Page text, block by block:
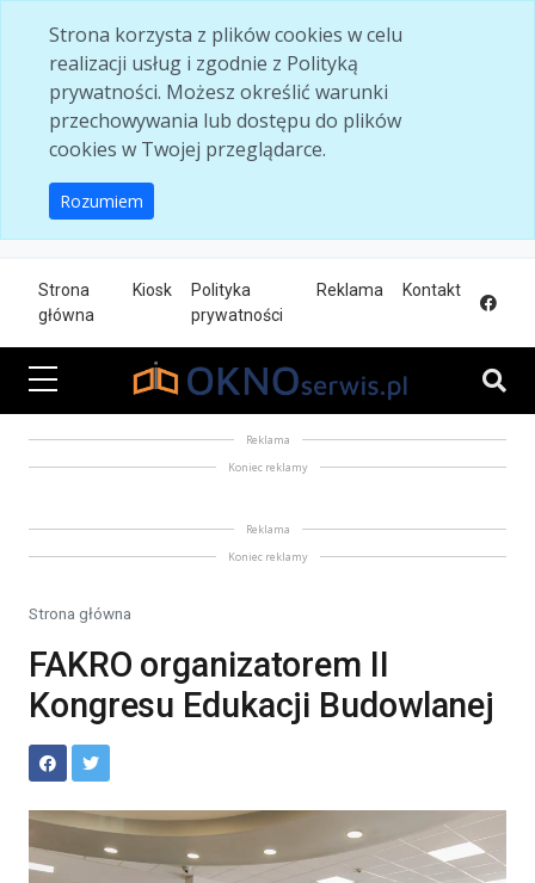
Strona korzysta z plików cookies w celu
realizacji usług i zgodnie z Polityką
prywatności. Możesz określić warunki
przechowywania lub dostępu do plików
cookies w Twojej przeglądarce.
Rozumiem
Strona
główna
Kiosk
Polityka
prywatności
Reklama Kontakt
Reklama
Koniec reklamy
Reklama
Koniec reklamy
Strona główna
FAKRO organizatorem II
Kongresu Edukacji Budowlanej